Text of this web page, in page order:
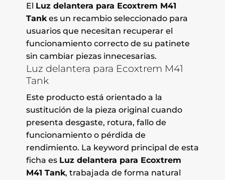
El Luz delantera para Ecoxtrem M41
Tankes un recambio seleccionado para
usuarios que necesitan recuperar el
funcionamiento correcto de su patinete
sin cambiar piezas innecesarias.
Luz delantera para Ecoxtrem M41
Tank
Este producto está orientado a la
sustitución de la pieza original cuando
presenta desgaste, rotura, fallo de
funcionamiento o pérdida de
rendimiento. La keyword principal de esta
ficha es Luz delantera para Ecoxtrem
M41 Tank, trabajada de forma natural